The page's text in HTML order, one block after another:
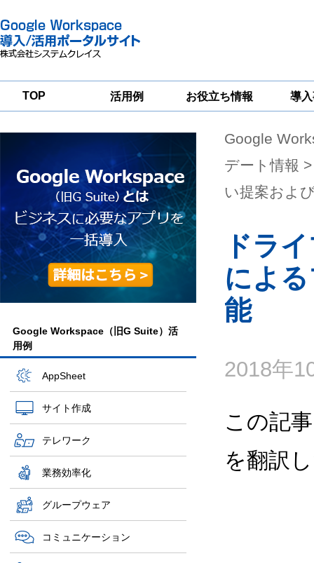
TOP 活用例 お役立ち情報
一
導
グループウェア
移行支援
Google
Workspace
セキュリティ
対策サービス
Google Workspace（旧G Suite）活
用例
AppSheet
サイト作成
テレワーク
業務効率化
グループウェア
コミュニケーション
Google
デート情報
い提案およ
ドラ
によ
能
2018年
この記
を翻訳